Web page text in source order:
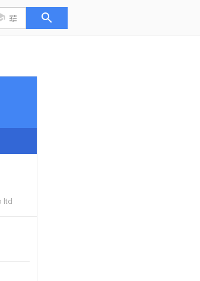
ltd